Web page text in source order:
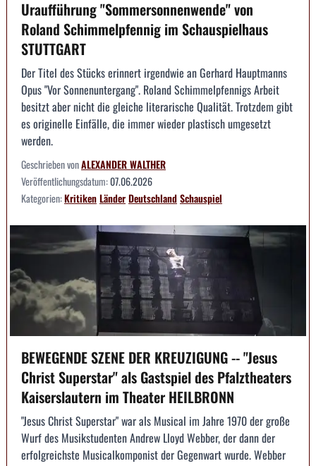
Uraufführung "Sommersonnenwende" von
Roland Schimmelpfennig im Schauspielhaus
STUTTGART
Der Titel des Stücks erinnert irgendwie an Gerhard Hauptmanns
Opus "Vor Sonnenuntergang". Roland Schimmelpfennigs Arbeit
besitzt aber nicht die gleiche literarische Qualität. Trotzdem gibt
es originelle Einfälle, die immer wieder plastisch umgesetzt
werden.
Geschrieben vonALEXANDER WALTHER
Veröffentlichungsdatum:07.06.2026
Kategorien:KritikenLänderDeutschlandSchauspiel
BEWEGENDE SZENE DER KREUZIGUNG -- "Jesus
Christ Superstar" als Gastspiel des Pfalztheaters
Kaiserslautern im Theater HEILBRONN
"Jesus Christ Superstar" war als Musical im Jahre 1970 der große
Wurf des Musikstudenten Andrew Lloyd Webber, der dann der
erfolgreichste Musicalkomponist der Gegenwart wurde. Webber